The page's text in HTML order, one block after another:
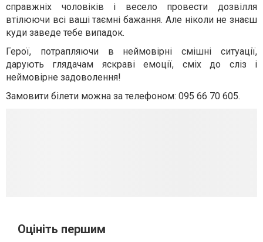
справжніх чоловіків і весело провести дозвілля
втілюючи всі ваші таємні бажання. Але ніколи не знаєш
куди заведе тебе випадок.
Герої, потрапляючи в неймовірні смішні ситуації,
дарують глядачам яскраві емоції, сміх до сліз і
неймовірне задоволення!
Замовити білети можна за телефоном: 095 66 70 605.
Оцініть першим